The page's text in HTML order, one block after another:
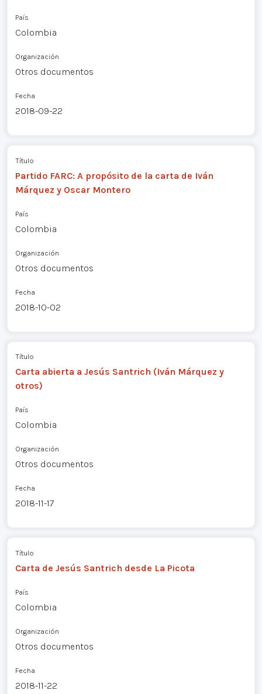
País
Colombia
Organización
Otros documentos
Fecha
2018-09-22
Título
Partido FARC: A propósito de la carta de Iván
Márquez y Oscar Montero
País
Colombia
Organización
Otros documentos
Fecha
2018-10-02
Título
Carta abierta a Jesús Santrich (Iván Márquez y
otros)
País
Colombia
Organización
Otros documentos
Fecha
2018-11-17
Título
Carta de Jesús Santrich desde La Picota
País
Colombia
Organización
Otros documentos
Fecha
2018-11-22